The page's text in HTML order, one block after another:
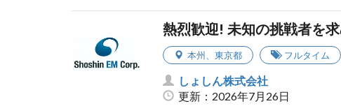
熱烈歓迎! 未知の挑戦者を
本州、 東京都 フルタイム
しょしん株式会社
更新：2026年7月26日